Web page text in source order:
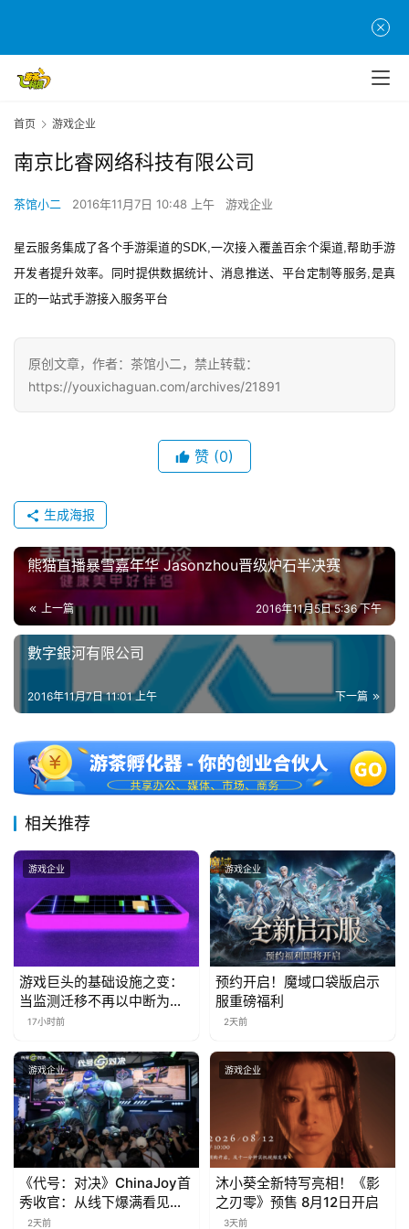
游
原
游
业
机
游
戏
休
闲
戏
第
十
三
届
金
茶
奖
7
月
3
0
日
游
茶
对
首页 游戏企业
南京比睿网络科技有限公司
茶馆小二 2016年11月7日 10:48 上午 游戏企业
星云服务集成了各个手游渠道的SDK,一次接入覆盖百余个渠道,帮助手游
开发者提升效率。同时提供数据统计、消息推送、平台定制等服务,是真
正的一站式手游接入服务平台
原创文章，作者：茶馆小二，禁止转载：
https://youxichaguan.com/archives/21891
赞 (0)
生成海报
熊猫直播暴雪嘉年华 Jasonzhou晋级炉石半决赛
上一篇 2016年11月5日 5:36 下午
數字銀河有限公司
下一篇
2016年11月7日 11:01 上午
相关推荐
游戏企业
游戏巨头的基础设施之变：
当监测迁移不再以中断为代
价
17小时前
游戏企业
预约开启！魔域口袋版启示
服重磅福利
2天前
游戏企业
《代号：对决》ChinaJoy首
秀收官：从线下爆满看见玩
家的真实期待
2天前
游戏企业
沐小葵全新特写亮相！《影
之刃零》预售 8月12日开启
3天前